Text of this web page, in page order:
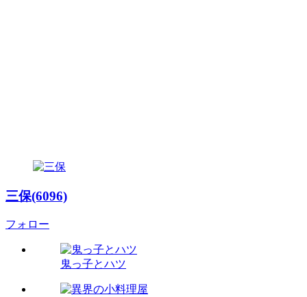
三保(6096)
フォロー
鬼っ子とハツ